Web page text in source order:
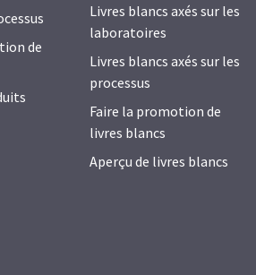
de
Livres blancs axés sur les
laboratoires
Livres blancs axés sur les
processus
Faire la promotion de
livres blancs
Aperçu de livres blancs